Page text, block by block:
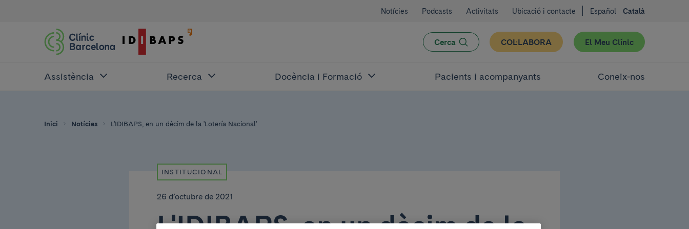
Notícies Podcasts Activitats Ubicació i contacte Español Català
Cerca COL·LABORA El Meu Clínic
Assistència Recerca Docència i Formació Pacients i acompanyants Coneix-nos
Inici Notícies L'IDIBAPS, en un dècim de la 'Lotería Nacional'
INSTITUCIONAL
26 d’octubre de 2021